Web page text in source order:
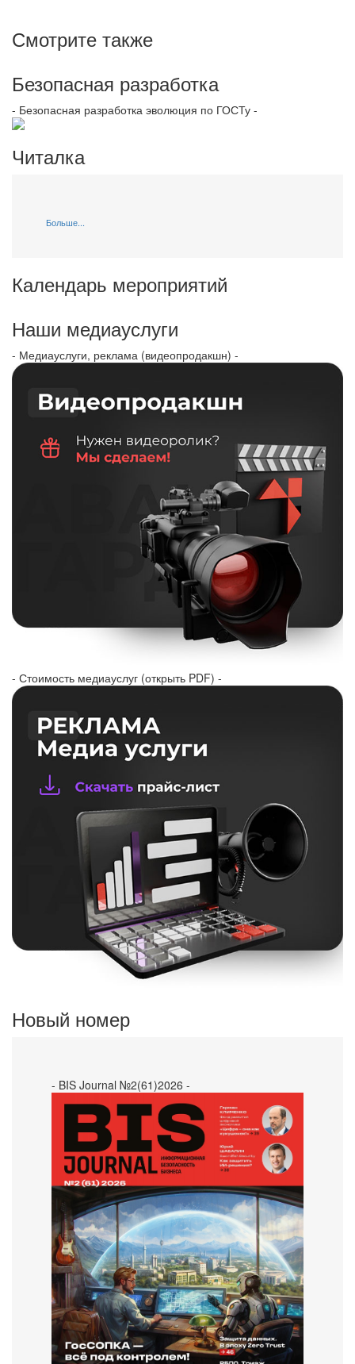
Смотрите также
Безопасная разработка
- Безопасная разработка эволюция по ГОСТу -
Читалка
Больше...
Календарь мероприятий
Наши медиауслуги
- Медиауслуги, реклама (видеопродакшн) -
- Стоимость медиауслуг (открыть PDF) -
Новый номер
- BIS Journal №2(61)2026 -